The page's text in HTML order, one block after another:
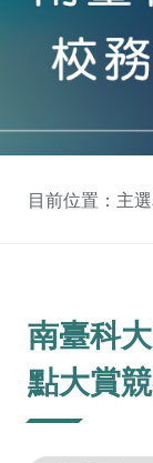
目前位置：主
南臺科
點大賞